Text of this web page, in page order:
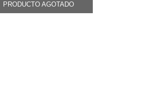
PRODUCTO AGOTADO